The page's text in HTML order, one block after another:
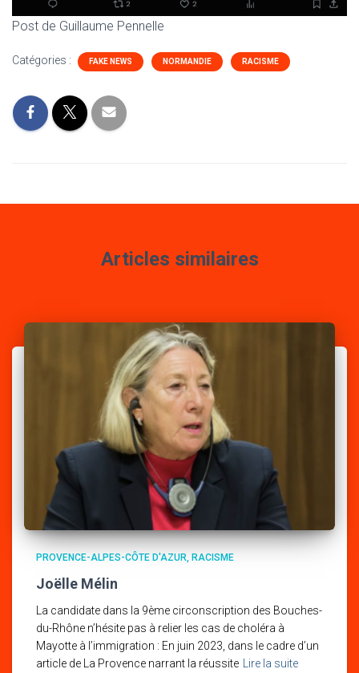
Post de Guillaume Pennelle
Catégories : FAKE NEWS NORMANDIE RACISME
Articles similaires
PROVENCE-ALPES-CÔTE D'AZUR RACISME
Joëlle Mélin
La candidate dans la 9ème circonscription des Bouches-
du-Rhône n’hésite pas à relier les cas de choléra à
Mayotte à l’immigration : En juin 2023, dans le cadre d’un
article de La Provence narrant la réussite
Lire la suite